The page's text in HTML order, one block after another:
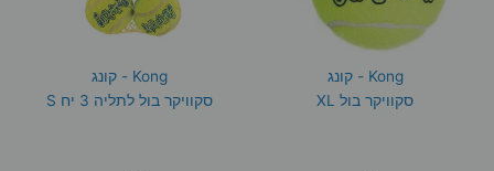
Kong - קונג
סקוויקר בול XL
Kong - קונג
סקוויקר בול לתליה 3 יח S